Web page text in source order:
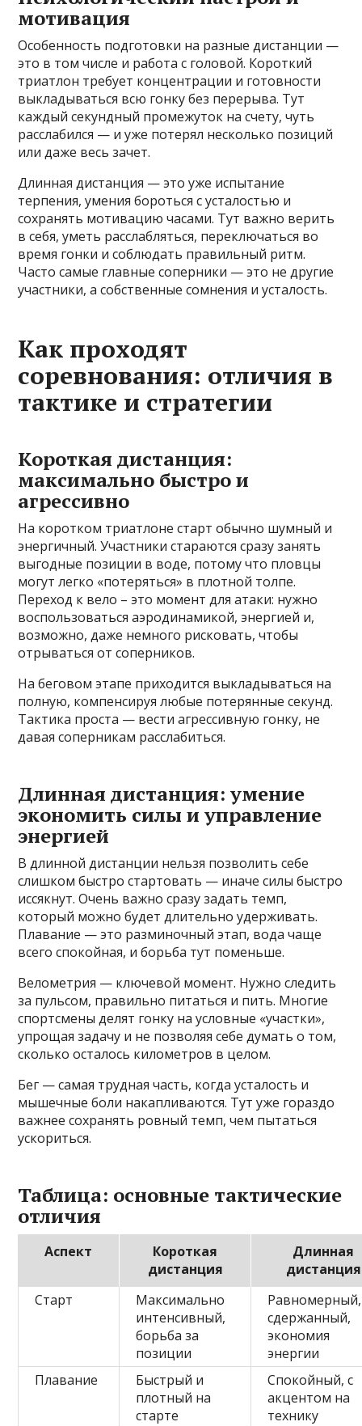
мотивация
Особенность подготовки на разные дистанции —
это в том числе и работа с головой. Короткий
триатлон требует концентрации и готовности
выкладываться всю гонку без перерыва. Тут
каждый секундный промежуток на счету, чуть
расслабился — и уже потерял несколько позиций
или даже весь зачет.
Длинная дистанция — это уже испытание
терпения, умения бороться с усталостью и
сохранять мотивацию часами. Тут важно верить
в себя, уметь расслабляться, переключаться во
время гонки и соблюдать правильный ритм.
Часто самые главные соперники — это не другие
участники, а собственные сомнения и усталость.
Как проходят
соревнования: отличия в
тактике и стратегии
Короткая дистанция:
максимально быстро и
агрессивно
На коротком триатлоне старт обычно шумный и
энергичный. Участники стараются сразу занять
выгодные позиции в воде, потому что пловцы
могут легко «потеряться» в плотной толпе.
Переход к вело – это момент для атаки: нужно
воспользоваться аэродинамикой, энергией и,
возможно, даже немного рисковать, чтобы
отрываться от соперников.
На беговом этапе приходится выкладываться на
полную, компенсируя любые потерянные секунд.
Тактика проста — вести агрессивную гонку, не
давая соперникам расслабиться.
Длинная дистанция: умение
экономить силы и управление
энергией
В длинной дистанции нельзя позволить себе
слишком быстро стартовать — иначе силы быстро
иссякнут. Очень важно сразу задать темп,
который можно будет длительно удерживать.
Плавание — это разминочный этап, вода чаще
всего спокойная, и борьба тут поменьше.
Велометрия — ключевой момент. Нужно следить
за пульсом, правильно питаться и пить. Многие
спортсмены делят гонку на условные «участки»,
упрощая задачу и не позволяя себе думать о том,
сколько осталось километров в целом.
Бег — самая трудная часть, когда усталость и
мышечные боли накапливаются. Тут уже гораздо
важнее сохранять ровный темп, чем пытаться
ускориться.
Таблица: основные тактические
отличия
Аспект
Короткая
дистанция
Длинная
дистанция
Старт
Максимально
интенсивный,
борьба за
позиции
Равномерный,
сдержанный,
экономия
энергии
Плавание
Быстрый и
плотный на
старте
Спокойный, с
акцентом на
технику